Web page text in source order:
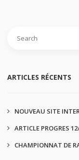
ARTICLES RÉCENTS
NOUVEAU SITE
ARTICLE PROGRES
CHAMPIONNAT DE